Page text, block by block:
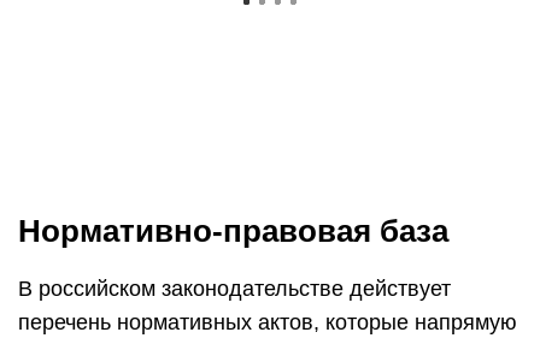
Нормативно-правовая база
В российском законодательстве действует
перечень нормативных актов, которые напрямую